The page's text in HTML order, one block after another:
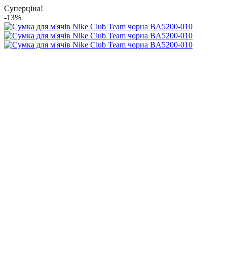
Суперціна!
-13%